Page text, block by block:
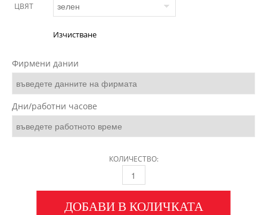
ЦВЯТ
Изчистване
Фирмени дании
Дни/работни часове
КОЛИЧЕСТВО:
ДОБАВИ В КОЛИЧКАТА